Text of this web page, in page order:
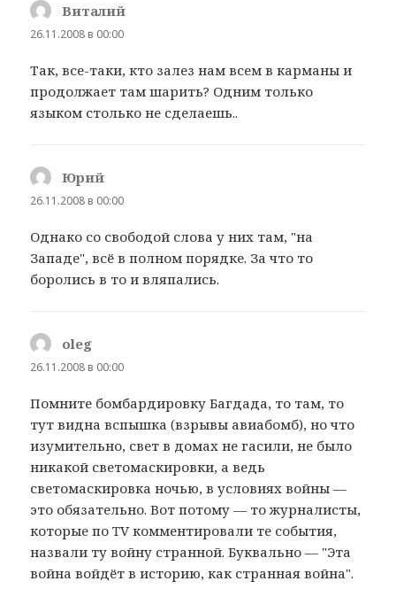
Виталий
26.11.2008 в 00:00
Так, все-таки, кто залез нам всем в карманы и
продолжает там шарить? Одним только
языком столько не сделаешь..
Юрий
26.11.2008 в 00:00
Однако со свободой слова у них там, "на
Западе", всё в полном порядке. За что то
боролись в то и вляпались.
oleg
26.11.2008 в 00:00
Помните бомбардировку Багдада, то там, то
тут видна вспышка (взрывы авиабомб), но что
изумительно, свет в домах не гасили, не было
никакой светомаскировки, а ведь
светомаскировка ночью, в условиях войны —
это обязательно. Вот потому — то журналисты,
которые по TV комментировали те события,
назвали ту войну странной. Буквально — "Эта
война войдёт в историю, как странная война".